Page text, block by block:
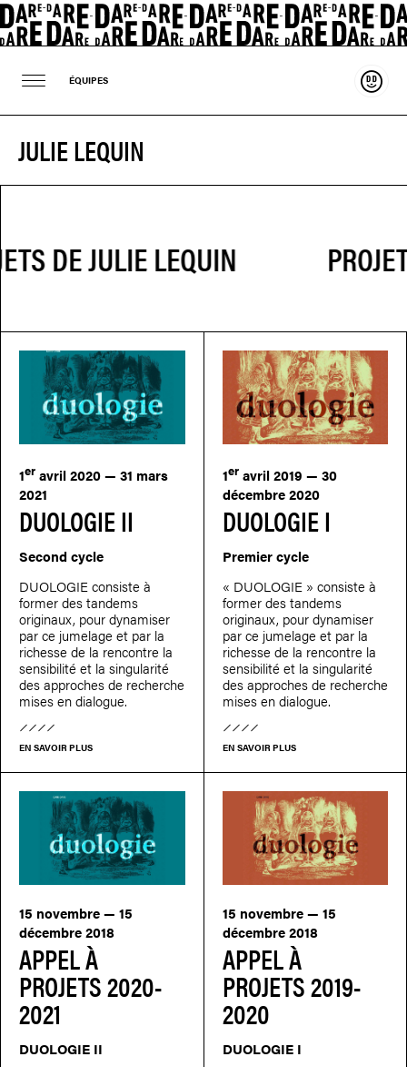
ÉQUIPES
JULIE LEQUIN
DUOLOGIE II
1er avril 2020 — 31 mars
2021
Second cycle
DUOLOGIE consiste à
former des tandems
originaux, pour dynamiser
par ce jumelage et par la
richesse de la rencontre la
sensibilité et la singularité
des approches de recherche
mises en dialogue.
EN SAVOIR PLUS
DUOLOGIE I
1eravril 2019 — 30
décembre 2020
Premier cycle
« DUOLOGIE » consiste à
former des tandems
originaux, pour dynamiser
par ce jumelage et par la
richesse de la rencontre la
sensibilité et la singularité
des approches de recherche
mises en dialogue.
EN SAVOIR PLUS
APPEL À
PROJETS 2020-
2021
15 novembre — 15
décembre 2018
DUOLOGIE II
APPEL À
PROJETS 2019-
2020
15 novembre — 15
décembre 2018
DUOLOGIE I